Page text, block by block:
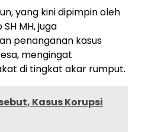
yang kini dipimpin oleh
MH, juga
penanganan kasus
mengingat
di tingkat akar rumput.
Kasus Korupsi